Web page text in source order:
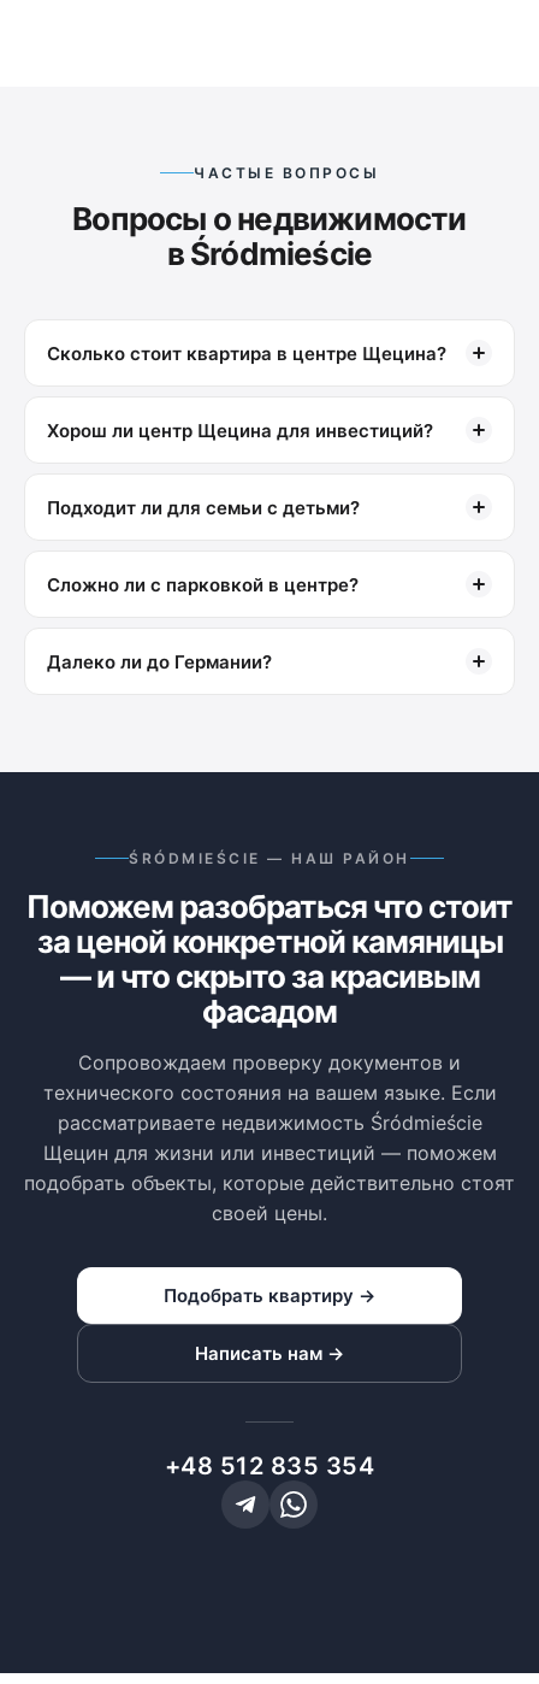
ЧАСТЫЕ ВОПРОСЫ
Вопросы о недвижимости
в Śródmieście
Сколько стоит квартира в центре Щецина?
Хорош ли центр Щецина для инвестиций?
Подходит ли для семьи с детьми?
Сложно ли с парковкой в центре?
Далеко ли до Германии?
ŚRÓDMIEŚCIE — НАШ РАЙОН
Поможем разобраться что стоит
за ценой конкретной камяницы
— и что скрыто за красивым
фасадом
Сопровождаем проверку документов и
технического состояния на вашем языке. Если
рассматриваете недвижимость Śródmieście
Щецин для жизни или инвестиций — поможем
подобрать объекты, которые действительно стоят
своей цены.
Подобрать квартиру →
Написать нам →
+48 512 835 354